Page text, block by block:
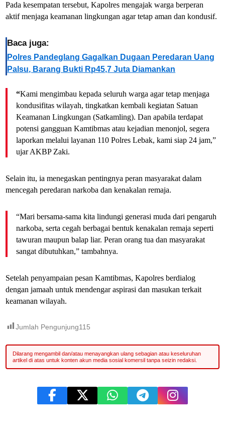
Pada kesempatan tersebut, Kapolres mengajak warga berperan
aktif menjaga keamanan lingkungan agar tetap aman dan kondusif.
Baca juga:
Polres Pandeglang Gagalkan Dugaan Peredaran Uang
Palsu, Barang Bukti Rp45,7 Juta Diamankan
“Kami mengimbau kepada seluruh warga agar tetap menjaga
kondusifitas wilayah, tingkatkan kembali kegiatan Satuan
Keamanan Lingkungan (Satkamling). Dan apabila terdapat
potensi gangguan Kamtibmas atau kejadian menonjol, segera
laporkan melalui layanan 110 Polres Lebak, kami siap 24 jam,”
ujar AKBP Zaki.
Selain itu, ia menegaskan pentingnya peran masyarakat dalam
mencegah peredaran narkoba dan kenakalan remaja.
“Mari bersama-sama kita lindungi generasi muda dari pengaruh
narkoba, serta cegah berbagai bentuk kenakalan remaja seperti
tawuran maupun balap liar. Peran orang tua dan masyarakat
sangat dibutuhkan,” tambahnya.
Setelah penyampaian pesan Kamtibmas, Kapolres berdialog
dengan jamaah untuk mendengar aspirasi dan masukan terkait
keamanan wilayah.
Jumlah Pengunjung115